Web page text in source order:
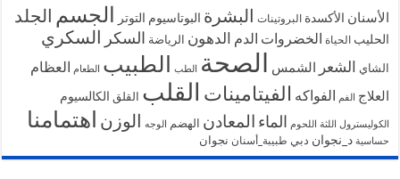
الأسنان الأكسدة البروتينات البشرة البوتاسيوم التوتر الجسم الجلد
الحليب الحياة الخضروات الدم الدهون الرياضة السكر السكري
الشاي الشعر الشمس الصحة الطب الطبيب الطعام
العظام
العلاج الفم الفواكه الفيتامينات القلب القلق الكالسيوم
الكوليسترول اللثة اللحوم الماء المعادن الهضم الوجه الوزن اهتمامنا
حساسية د_نجوان دبي طبيبة_أسنان نجوان